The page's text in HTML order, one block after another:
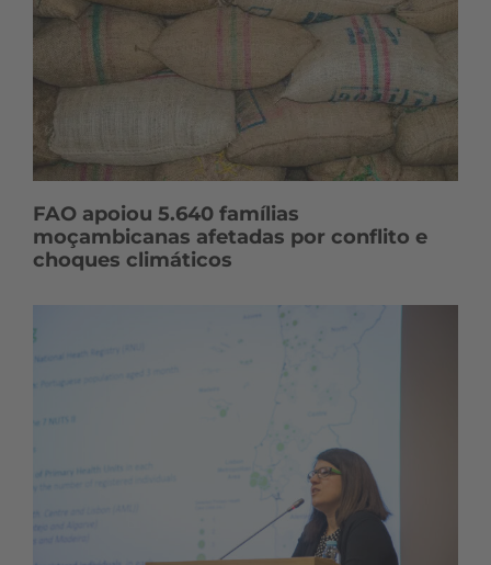
FAO apoiou 5.640 famílias
moçambicanas afetadas por conflito e
choques climáticos